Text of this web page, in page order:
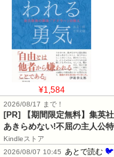
¥1,584
2026/08/17 まで！
[PR] 【期間限定無料】集英
あきらめない!不屈の主人公
Kindleストア
2026/08/07 10:45
あとで読む